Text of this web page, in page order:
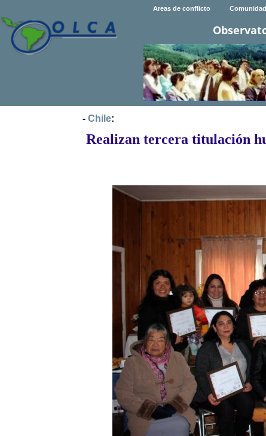
Areas de conflicto
- Chile:
Realizan tercera titulación